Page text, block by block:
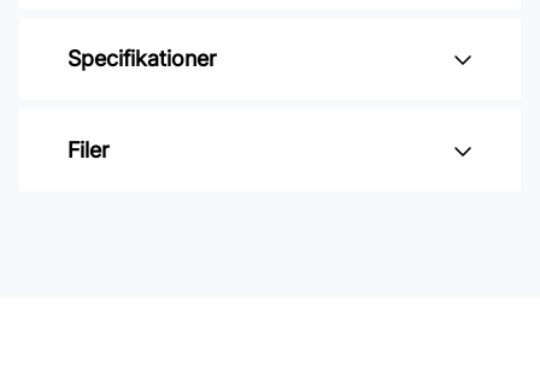
Specifikationer
Varumärke: Midbec Tapeter
Filer